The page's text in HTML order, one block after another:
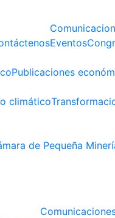
Eventos
Publicaciones
climático
de Pequeña